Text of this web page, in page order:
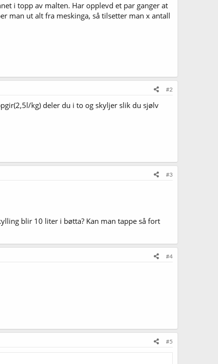
i topp av malten. Har opplevd et par ganger at
man ut alt fra meskinga, så tilsetter man x antall
#2
kg) deler du i to og skyljer slik du sjølv
#3
blir 10 liter i bøtta? Kan man tappe så fort
#4
#5